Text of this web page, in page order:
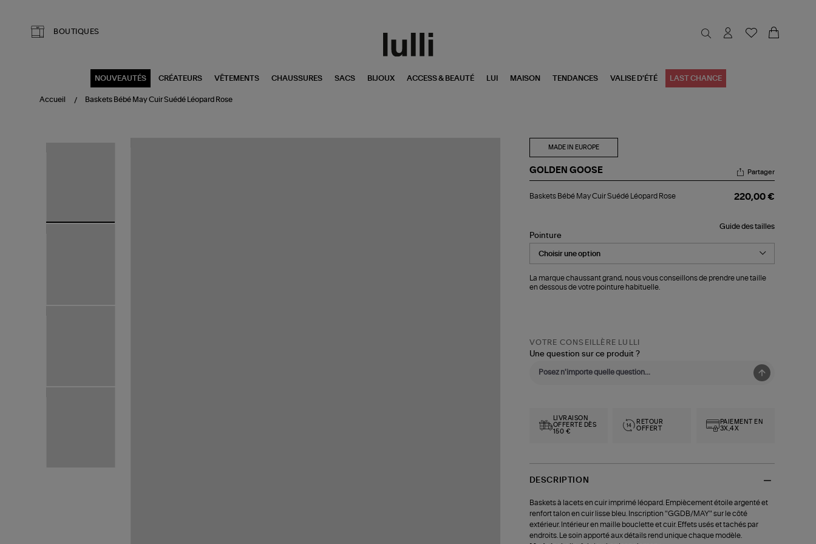
BOUTIQUES
NOUVEAUTÉS CRÉATEURS VÊTEMENTS CHAUSSURES SACS BIJOUX ACCESS & BEAUTÉ LUI MAISON TENDANCES VALISE D'ÉTÉ LAST CHANCE
Accueil Baskets Bébé May Cuir Suédé Léopard Rose
MADE IN EUROPE
GOLDEN GOOSE
Bébé
Léopard
Partager
Baskets Bébé May Cuir Suédé Léopard Rose 220,00 €
Guide des tailles
Pointure
La marque chaussant grand, nous vous conseillons de prendre une taille
en dessous de votre pointure habituelle.
VOTRE CONSEILLÈRE LULLI
Une question sur ce produit ?
LIVRAISON
OFFERTE DÈS
150 €
RETOUR
OFFERT
PAIEMENT EN
3X,4X
DESCRIPTION
Baskets à lacets en cuir imprimé léopard. Empiècement étoile argenté et
renfort talon en cuir lisse bleu. Inscription "GGDB/MAY" sur le côté
extérieur. Intérieur en maille bouclette et cuir. Effets usés et tachés par
endroits. Le soin apporté aux détails rend unique chaque modèle.